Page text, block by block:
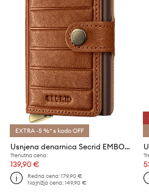
EXTRA -5 %* s kodo OFF
Usnjena denarnica Secrid EMBOSS LINES
Trenutna cena:
139,90 €
Redna cena:179,90 €
Najnižja cena:149,90 €